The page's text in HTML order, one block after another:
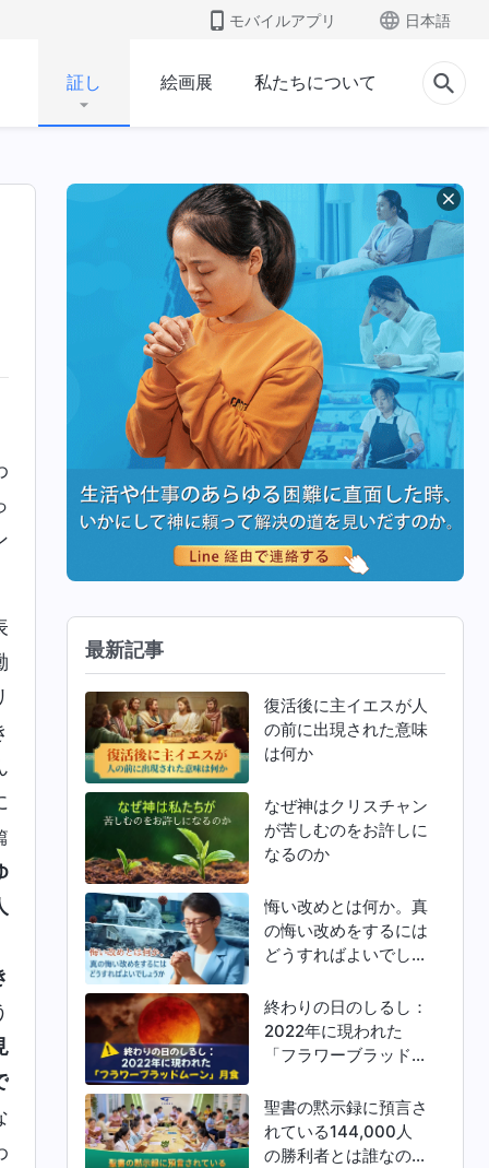
モバイルアプリ 日本語
証し 絵画展 私たちについて
最新記事
復活後に主イエスが人
の前に出現された意味
は何か
なぜ神はクリスチャン
が苦しむのをお許しに
なるのか
悔い改めとは何か。真
の悔い改めをするには
どうすればよいでしょ
終わりの日のしるし：
2022年に現われた
「フラワーブラッドム
聖書の黙示録に預言さ
れている144,000人
の勝利者とは誰なの